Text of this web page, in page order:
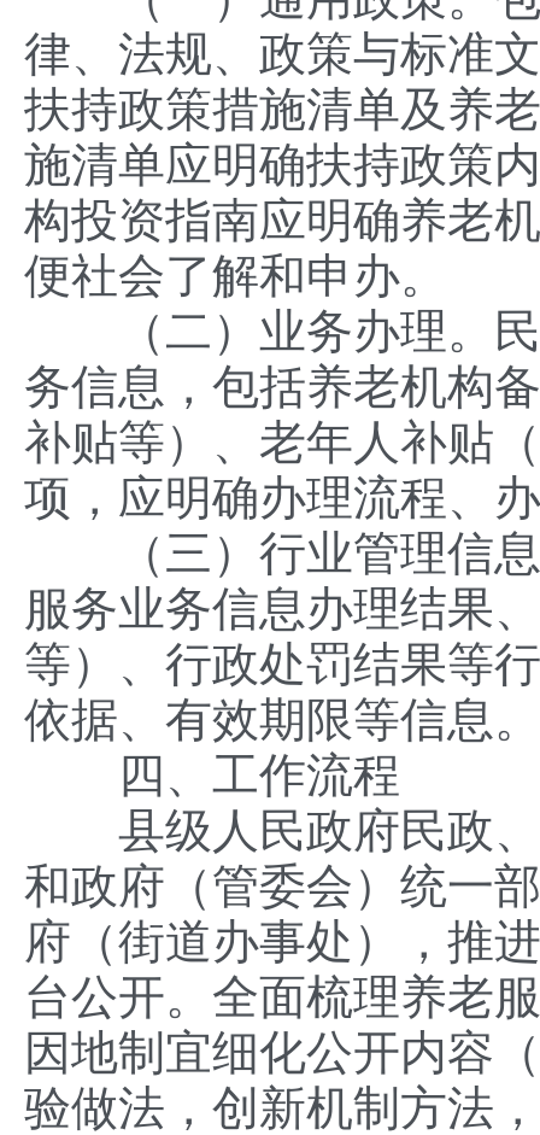
律、法规、政策与标准
扶持政策措施清单及养
施清单应明确扶持政策
构投资指南应明确养老
便社会了解和申办。
（二）业务办理。民
务信息，包括养老机构
补贴等）、老年人补贴
项，应明确办理流程、
（三）行业管理信息
服务业务信息办理结果
等）、行政处罚结果等
依据、有效期限等信息。
四、工作流程
县级人民政府民政、
和政府（管委会）统一
府（街道办事处），推
台公开。全面梳理养老
因地制宜细化公开内容
验做法，创新机制方法